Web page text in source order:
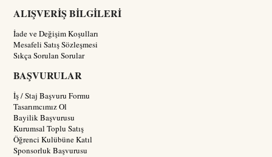
ALIŞVERİŞ BİLGİLERİ
İade ve Değişim Koşulları
Mesafeli Satış Sözleşmesi
Sıkça Sorulan Sorular
BAŞVURULAR
İş / Staj Başvuru Formu
Tasarımcımız Ol
Bayilik Başvurusu
Kurumsal Toplu Satış
Öğrenci Kulübüne Katıl
Sponsorluk Başvurusu